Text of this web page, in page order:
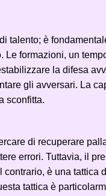
talento; è
Le formazioni, un
la difesa
gli avversari. La
sconfitta.
di recuperare
errori. Tuttavia, il
è una tattica
tattica è